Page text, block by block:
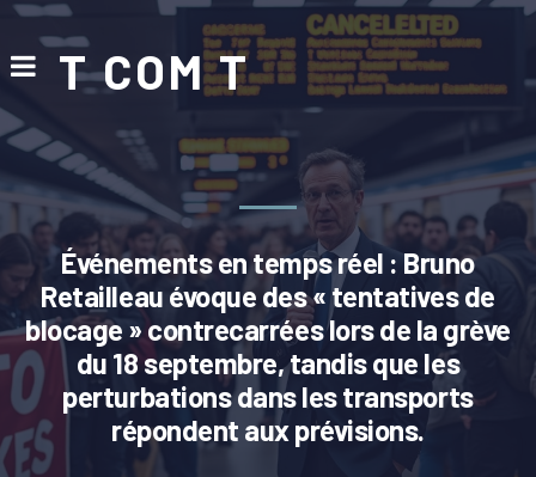
T COM T
Événements en temps réel : Bruno
Retailleau évoque des « tentatives de
blocage » contrecarrées lors de la grève
du 18 septembre, tandis que les
perturbations dans les transports
répondent aux prévisions.